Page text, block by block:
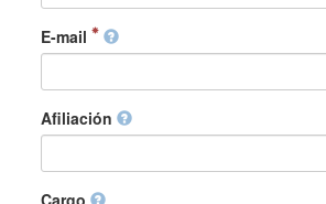
E-mail
Afiliación
Cargo